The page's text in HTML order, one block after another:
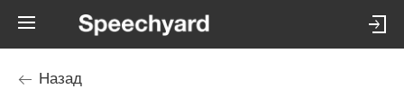
Назад